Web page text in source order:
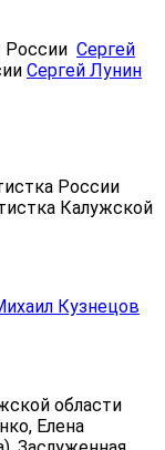
России Сергей
Сергей Лунин
России
Калужской
Кузнецов
области
Елена